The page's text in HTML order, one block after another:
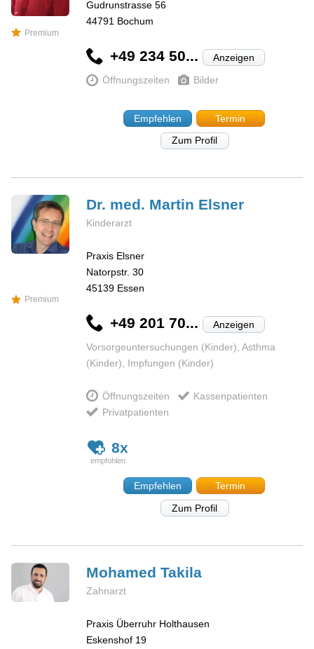
Premium
Gudrunstrasse 56
44791 Bochum
+49 234 50... Anzeigen
Öffnungszeiten Bilder
Empfehlen
Termin
Zum Profil
Premium
Dr. med. Martin Elsner
Kinderarzt
Praxis Elsner
Natorpstr. 30
45139 Essen
+49 201 70... Anzeigen
Vorsorgeuntersuchungen (Kinder), Asthma
(Kinder), Impfungen (Kinder)
Öffnungszeiten
Kassenpatienten
Privatpatienten
8x
Empfehlen
Termin
Zum Profil
MohamedTakila
Zahnarzt
Praxis Überruhr Holthausen
Eskenshof 19